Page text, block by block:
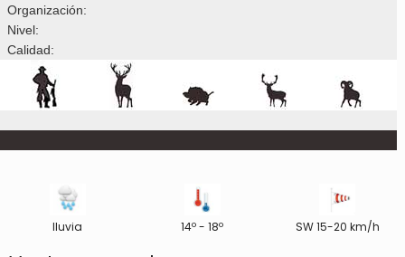
Organización:
Nivel:
Calidad:
lluvia 14º - 18º SW 15-20 km/h